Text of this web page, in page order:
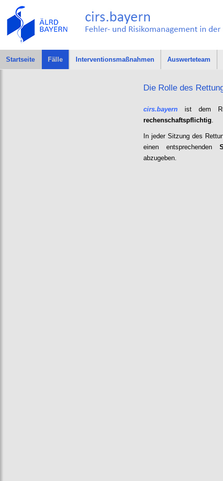
Startseite Fälle Interventionsmaßnahmen Auswerteteam
Die Rolle des
cirs.bayern ist dem
rechenschaftspflichtig.
In jeder Sitzung des
einen entsprechenden
abzugeben.